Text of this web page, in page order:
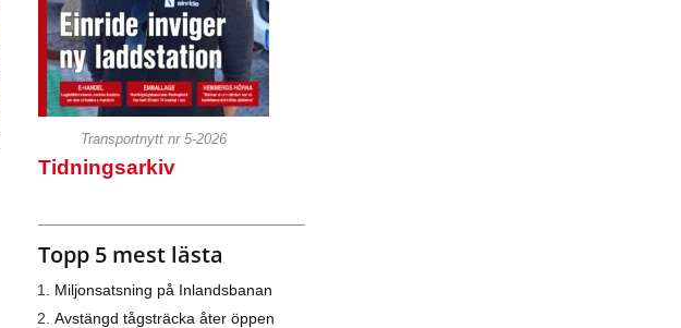
Transportnytt nr 5-2026
Tidningsarkiv
Topp 5 mest lästa
Miljonsatsning på Inlandsbanan
Avstängd tågsträcka åter öppen